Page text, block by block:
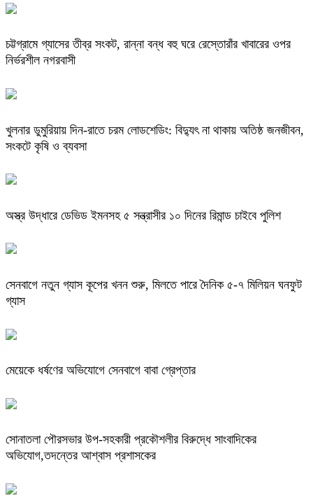
চট্টগ্রামে গ্যাসের তীব্র সংকট, রান্না বন্ধ বহু ঘরে রেস্তোরাঁর খাবারের ওপর
নির্ভরশীল নগরবাসী
খুলনার ডুমুরিয়ায় দিন-রাতে চরম লোডশেডিং: বিদ্যুৎ না থাকায় অতিষ্ঠ জনজীবন,
সংকটে কৃষি ও ব্যবসা
অস্ত্র উদ্ধারে ডেভিড ইমনসহ ৫ সন্ত্রাসীর ১০ দিনের রিমান্ড চাইবে পুলিশ
সেনবাগে নতুন গ্যাস কূপের খনন শুরু, মিলতে পারে দৈনিক ৫-৭ মিলিয়ন ঘনফুট
গ্যাস
মেয়েকে ধর্ষণের অভিযোগে সেনবাগে বাবা গ্রেপ্তার
সোনাতলা পৌরসভার উপ-সহকারী প্রকৌশলীর বিরুদ্ধে সাংবাদিকের
অভিযোগ,তদন্তের আশ্বাস প্রশাসকের